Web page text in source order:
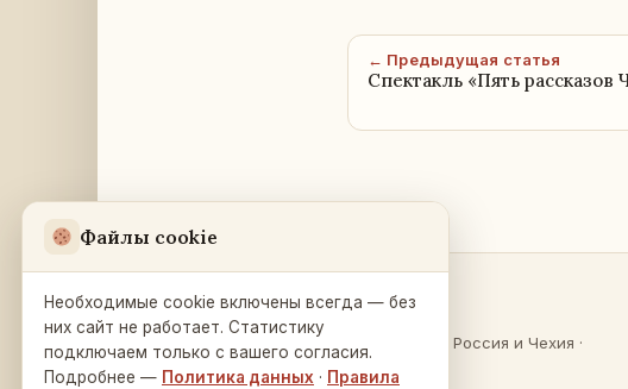
← Предыдущая статья
Спектакль «Пять рассказов
Русский Дом
в Праге
Na Zátorce 16
Разделы
Россия и Чехия ·
Культура
Файлы cookie
Необходимые cookie включены всегда — без
них сайт не работает. Статистику
подключаем только с вашего согласия.
Подробнее — Политика данных · Правила